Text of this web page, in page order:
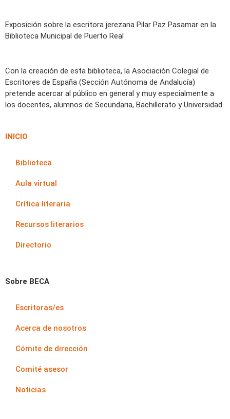
Exposición sobre la escritora jerezana Pilar Paz Pasamar en la
Biblioteca Municipal de Puerto Real
Con la creación de esta biblioteca, la Asociación Colegial de
Escritores de España (Sección Autónoma de Andalucía)
pretende acercar al público en general y muy especialmente a
los docentes, alumnos de Secundaria, Bachillerato y Universidad.
INICIO
Biblioteca
Aula virtual
Crítica literaria
Recursos literarios
Directorio
Sobre BECA
Escritoras/es
Acerca de nosotros
Cómite de dirección
Comité asesor
Noticias